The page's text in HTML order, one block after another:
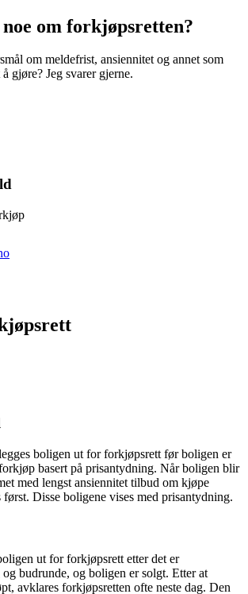
om forkjøpsretten?
om meldefrist, ansiennitet og annet som
gjøre? Jeg svarer gjerne.
boligen ut for forkjøpsrett før boligen er
basert på prisantydning. Når boligen blir
med lengst ansiennitet tilbud om kjøpe
Disse boligene vises med prisantydning.
ut for forkjøpsrett etter det er
budrunde, og boligen er solgt. Etter at
avklares forkjøpsretten ofte neste dag. Den